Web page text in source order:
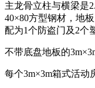
主龙骨立柱与横梁是
40×80方型钢材，地
配为1个防盗门及2个
不带底盘地板的
每个3m×3m箱式活动